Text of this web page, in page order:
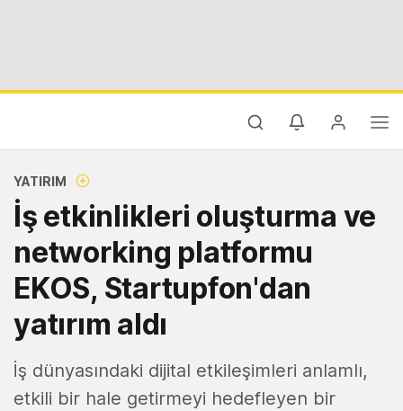
YATIRIM
İş etkinlikleri oluşturma ve
networking platformu
EKOS, Startupfon'dan
yatırım aldı
İş dünyasındaki dijital etkileşimleri anlamlı,
etkili bir hale getirmeyi hedefleyen bir